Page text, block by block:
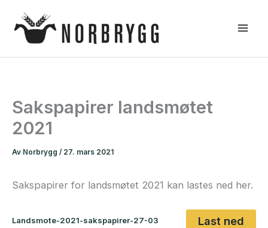
rett
Sakspapirer landsmøtet
2021
Av Norbrygg / 27. mars 2021
Sakspapirer for landsmøtet 2021 kan lastes ned her.
Landsmote-2021-sakspapirer-27-03 Last ned